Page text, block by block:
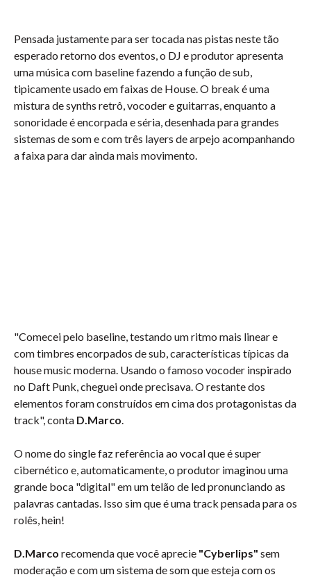
Pensada justamente para ser tocada nas pistas neste tão
esperado retorno dos eventos, o DJ e produtor apresenta
uma música com baseline fazendo a função de sub,
tipicamente usado em faixas de House. O break é uma
mistura de synths retrô, vocoder e guitarras, enquanto a
sonoridade é encorpada e séria, desenhada para grandes
sistemas de som e com três layers de arpejo acompanhando
a faixa para dar ainda mais movimento.
"Comecei pelo baseline, testando um ritmo mais linear e
com timbres encorpados de sub, características típicas da
house music moderna. Usando o famoso vocoder inspirado
no Daft Punk, cheguei onde precisava. O restante dos
elementos foram construídos em cima dos protagonistas da
track", conta D.Marco.
O nome do single faz referência ao vocal que é super
cibernético e, automaticamente, o produtor imaginou uma
grande boca "digital" em um telão de led pronunciando as
palavras cantadas. Isso sim que é uma track pensada para os
rolês, hein!
D.Marco recomenda que você aprecie "Cyberlips" sem
moderação e com um sistema de som que esteja com os